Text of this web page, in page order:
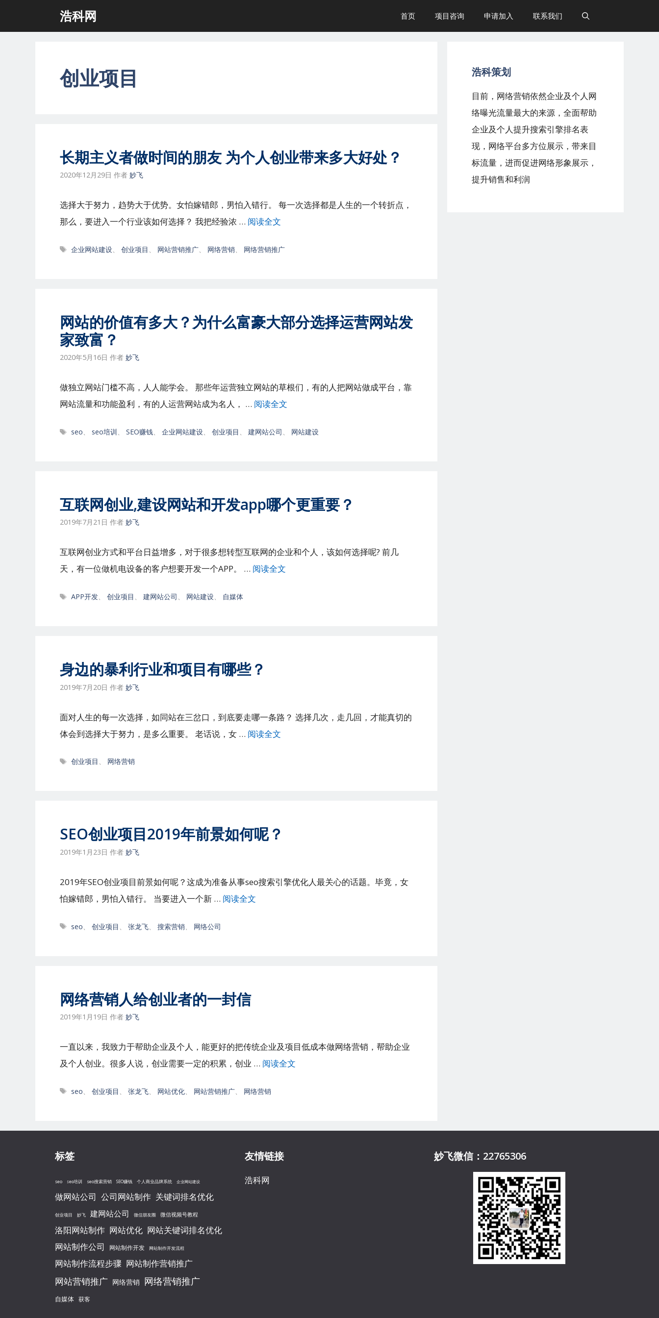
浩科网 首页 项目咨询 申请加入 联系我们
创业项目
长期主义者做时间的朋友 为个人创业带来多大好处？
2020年12月29日 作者 妙飞
选择大于努力，趋势大于优势。女怕嫁错郎，男怕入错行。 每一次选择都是人生的一个转折点，
那么，要进入一个行业该如何选择？ 我把经验浓 … 阅读全文
标
企业网站建设、创业项目 、 网站营销推广、 网络营销、 网络营销推广
网站的价值有多大？为什么富豪大部分选择运营网站发
家致富？
2020年5月16日 作者 妙飞
做独立网站门槛不高，人人能学会。 那些年运营独立网站的草根们，有的人把网站做成平台，靠
网站流量和功能盈利，有的人运营网站成为名人， … 阅读全文
标
seo、seo培训、SEO赚钱、企业网站建设、创业项目 、建网站公司 、 网站建设
互联网创业,建设网站和开发app哪个更重要？
2019年7月21日 作者 妙飞
互联网创业方式和平台日益增多，对于很多想转型互联网的企业和个人，该如何选择呢? 前几
天，有一位做机电设备的客户想要开发一个APP。 … 阅读全文
标
APP开发、创业项目 、建网站公司 、 网站建设、 自媒体
身边的暴利行业和项目有哪些？
2019年7月20日 作者 妙飞
面对人生的每一次选择，如同站在三岔口，到底要走哪一条路？ 选择几次，走几回，才能真切的
体会到选择大于努力，是多么重要。 老话说，女 … 阅读全文
标
创业项目 、 网络营销
SEO创业项目2019年前景如何呢？
2019年1月23日 作者 妙飞
2019年SEO创业项目前景如何呢？这成为准备从事seo搜索引擎优化人最关心的话题。毕竟，女
怕嫁错郎，男怕入错行。 当要进入一个新 … 阅读全文
标
seo 、创业项目 、张龙飞 、搜索营销 网络公司
网络营销人给创业者的一封信
2019年1月19日 作者 妙飞
一直以来，我致力于帮助企业及个人，能更好的把传统企业及项目低成本做网络营销，帮助企业
及个人创业。很多人说，创业需要一定的积累，创业 … 阅读全文
标
seo 、创业项目 、张龙飞 网站优化 网站营销推广 网络营销
浩科策划
目前，网络营销依然企业及个人网
络曝光流量最大的来源，全面帮助
企业及个人提升搜索引擎排名表
现，网络平台多方位展示，带来目
标流量，进而促进网络形象展示，
提升销售和利润
标签
seo seo培训 seo搜索营销 SEO赚钱 个人商业品牌系统 企业网站建设
做网站公司 公司网站制作 关键词排名优化
创业项目 妙飞 建网站公司 微信朋友圈 微信视频号教程
洛阳网站制作 网站优化 网站关键词排名优化
网站制作公司
网站制作开发 网站制作开发流程
网站制作流程步骤 网站制作营销推广
网站营销推广 网络营销 网络营销推广
自媒体 获客
友情链接
浩科网
妙飞微信：22765306